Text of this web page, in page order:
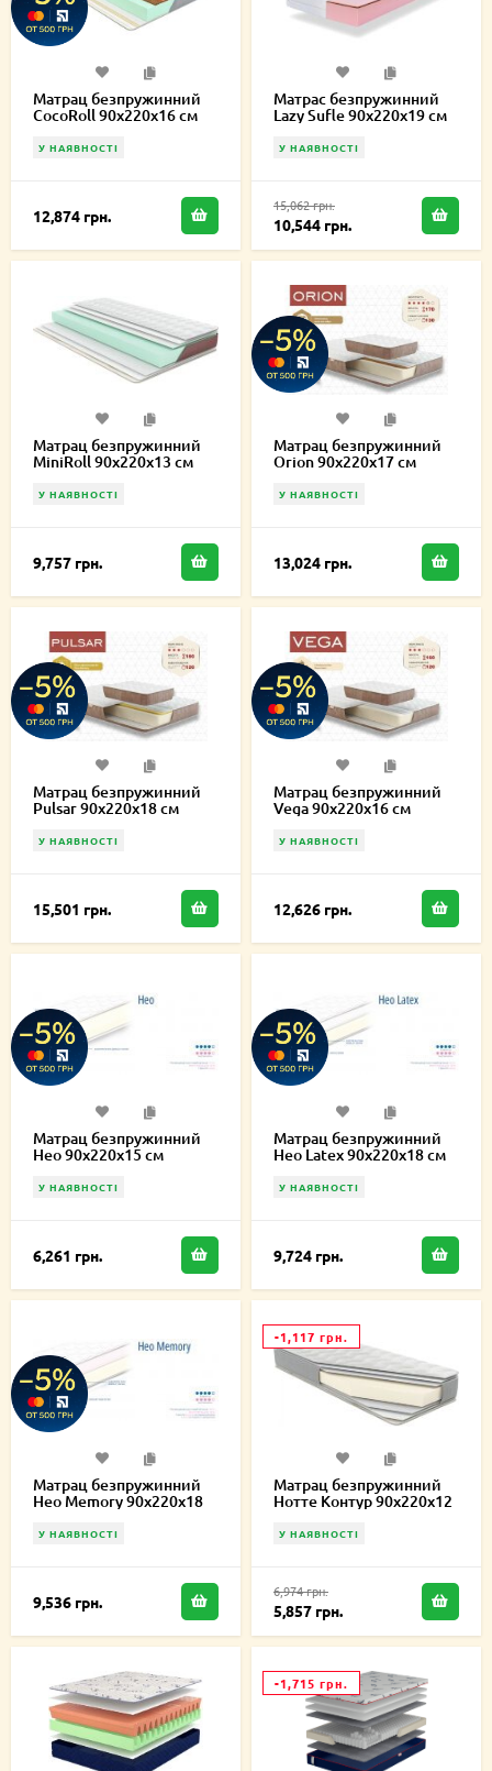
Матрац безпружинний
CocoRoll 90х220х16 см
У НАЯВНОСТІ
12,874 грн.
Матрас безпружинний
Lazy Sufle 90х220х19 см
У НАЯВНОСТІ
15,062 грн.
10,544 грн.
Матрац безпружинний
MiniRoll 90х220х13 см
У НАЯВНОСТІ
9,757 грн.
Матрац безпружинний
Orion 90х220х17 см
У НАЯВНОСТІ
13,024 грн.
Матрац безпружинний
Pulsar 90х220х18 см
У НАЯВНОСТІ
15,501 грн.
Матрац безпружинний
Vega 90х220х16 см
У НАЯВНОСТІ
12,626 грн.
Матрац безпружинний
Нео 90х220х15 см
У НАЯВНОСТІ
6,261 грн.
Матрац безпружинний
Нео Latex 90х220х18 см
У НАЯВНОСТІ
9,724 грн.
Матрац безпружинний
Нео Memory 90х220х18
У НАЯВНОСТІ
9,536 грн.
-1,117 грн.
Матрац безпружинний
Нотте Контур 90х220х12
У НАЯВНОСТІ
6,974 грн.
5,857 грн.
-1,715 грн.